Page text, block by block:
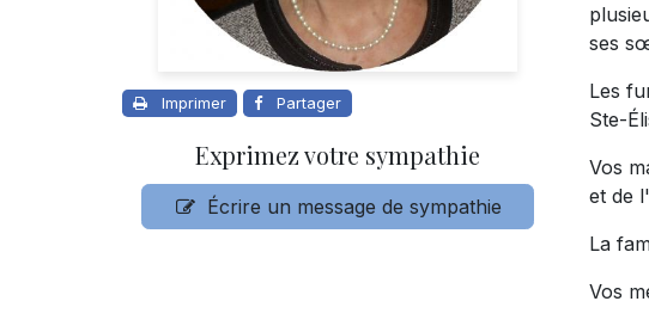
Imprimer Partager
Exprimez votre sympathie
Écrire un message de sympathie
ses
Les
Ste-
Vos
et de
La
Vos